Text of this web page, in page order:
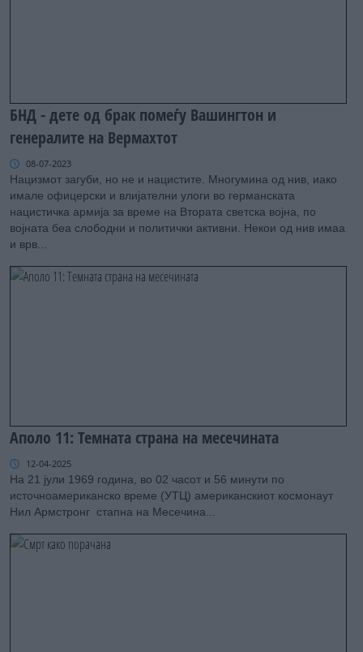
БНД - дете од брак помеѓу Вашингтон и
генералите на Вермахтот
08-07-2023
Нацизмот загуби, но не и нацистите. Многумина од нив, иако
имале офицерски и влијателни улоги во германската
нацистичка армија за време на Втората светска војна, по
војната бea слободни и политички активни. Некои од нив имаа
и врв...
Аполо 11: Темната страна на месечината
12-04-2025
На 21 јули 1969 година, во 02 часот и 56 минути по
источноамериканско време (УТЦ) американскиот космонаут
Нил Армстронг стапна на Месечина...